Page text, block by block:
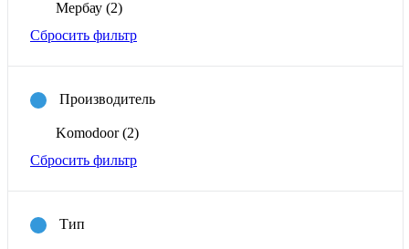
Мербау (2)
Сбросить фильтр
Производитель
Komodoor(2)
Сбросить фильтр
Тип